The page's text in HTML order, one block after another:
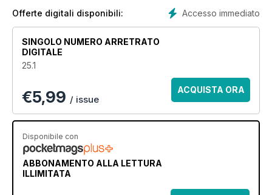
Accesso immediato
Offerte digitali disponibili:
SINGOLO NUMERO ARRETRATO
DIGITALE
25.1
€5,99 / issue
ACQUISTA ORA
Disponibile con
ABBONAMENTO ALLA LETTURA
ILLIMITATA